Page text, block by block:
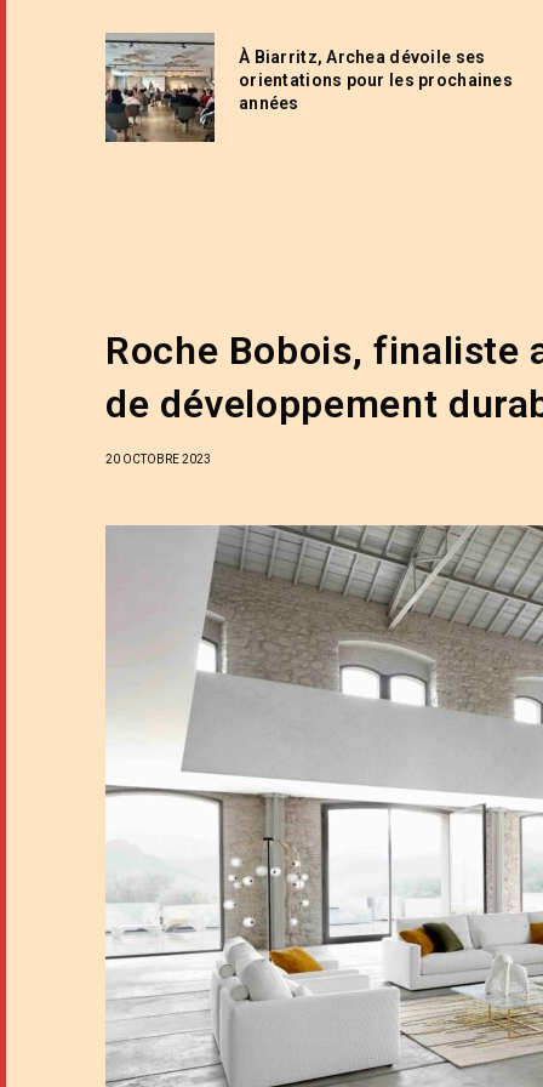
À Biarritz, Archea dévoile ses
orientations pour les prochaines
années
Roche Bobois, finaliste
de développement
20 OCTOBRE 2023